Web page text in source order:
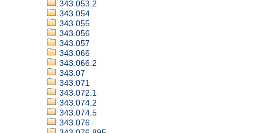
343.053.2
343.054
343.055
343.056
343.057
343.066
343.066.2
343.07
343.071
343.072.1
343.074.2
343.074.5
343.076